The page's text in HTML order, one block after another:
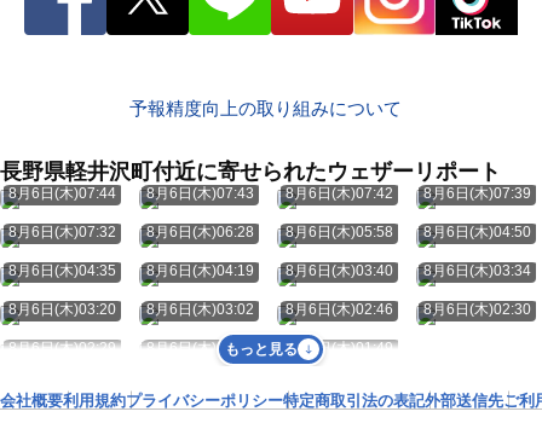
予報精度向上の取り組みについて
長野県軽井沢町付近に寄せられたウェザーリポート
8月6日(木)07:44 8月6日(木)07:43 8月6日(木)07:42 8月6日(木)07:39
8月6日(木)07:32 8月6日(木)06:28 8月6日(木)05:58 8月6日(木)04:50
8月6日(木)04:35 8月6日(木)04:19 8月6日(木)03:40 8月6日(木)03:34
8月6日(木)03:20 8月6日(木)03:02 8月6日(木)02:46 8月6日(木)02:30
8月6日(木)02:29 8月6日(木)02:00 8月6日(木)01:49
もっと見る
会社概要利用規約プライバシーポリシー特定商取引法の表記外部送信先ご利